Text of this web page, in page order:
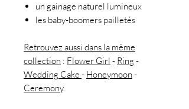
un gainage naturel lumineux
les baby-boomers pailletés
Retrouvez aussi dans la même
collection : Flower Girl - Ring -
Wedding Cake - Honeymoon -
Ceremony.